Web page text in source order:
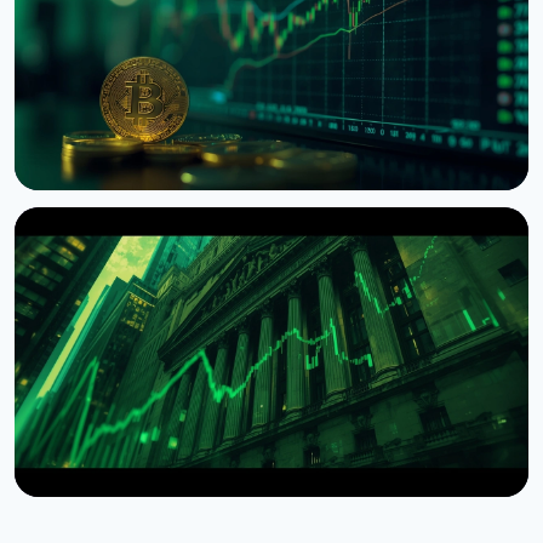
4 мин чтения
ETF на биткоин привлекли $1 миллиард притока
за неделю
9 августа 2026 г. 5 мин чтения